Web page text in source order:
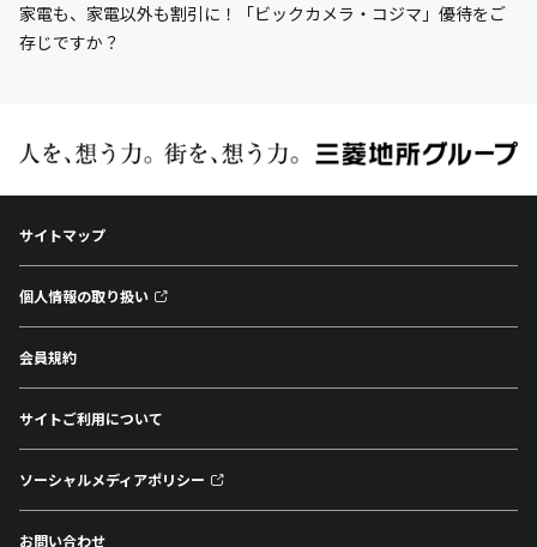
家電も、家電以外も割引に！「ビックカメラ・コジマ」優待をご
存じですか？
サイトマップ
個人情報の取り扱い
会員規約
サイトご利用について
ソーシャルメディアポリシー
お問い合わせ